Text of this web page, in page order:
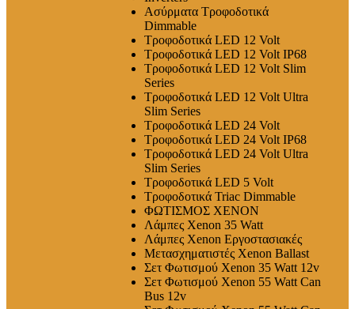
Ασύρματα Τροφοδοτικά
Dimmable
Τροφοδοτικά LED 12 Volt
Τροφοδοτικά LED 12 Volt IP68
Τροφοδοτικά LED 12 Volt Slim
Series
Τροφοδοτικά LED 12 Volt Ultra
Slim Series
Τροφοδοτικά LED 24 Volt
Τροφοδοτικά LED 24 Volt IP68
Τροφοδοτικά LED 24 Volt Ultra
Slim Series
Τροφοδοτικά LED 5 Volt
Τροφοδοτικά Triac Dimmable
ΦΩΤΙΣΜΟΣ XENON
Λάμπες Xenon 35 Watt
Λάμπες Xenon Εργοστασιακές
Μετασχηματιστές Xenon Ballast
Σετ Φωτισμού Xenon 35 Watt 12v
Σετ Φωτισμού Xenon 55 Watt Can
Bus 12v